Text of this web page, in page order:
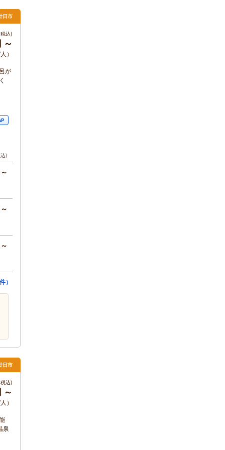
日市
込)
）
が
)
）
日市
込)
）
泉